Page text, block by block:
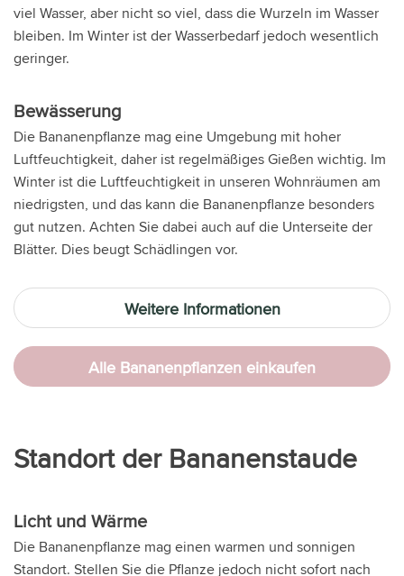
viel Wasser, aber nicht so viel, dass die Wurzeln im Wasser
bleiben. Im Winter ist der Wasserbedarf jedoch wesentlich
geringer.
Bewässerung
Die Bananenpflanze mag eine Umgebung mit hoher
Luftfeuchtigkeit, daher ist regelmäßiges Gießen wichtig. Im
Winter ist die Luftfeuchtigkeit in unseren Wohnräumen am
niedrigsten, und das kann die Bananenpflanze besonders
gut nutzen. Achten Sie dabei auch auf die Unterseite der
Blätter. Dies beugt Schädlingen vor.
Weitere Informationen
Alle Bananenpflanzen einkaufen
Standort der Bananenstaude
Licht und Wärme
Die Bananenpflanze mag einen warmen und sonnigen
Standort. Stellen Sie die Pflanze jedoch nicht sofort nach